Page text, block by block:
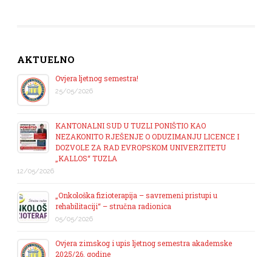
AKTUELNO
Ovjera ljetnog semestra!
25/05/2026
KANTONALNI SUD U TUZLI PONIŠTIO KAO
NEZAKONITO RJEŠENJE O ODUZIMANJU LICENCE I
DOZVOLE ZA RAD EVROPSKOM UNIVERZITETU
„KALLOS“ TUZLA
12/05/2026
„Onkološka fizioterapija – savremeni pristupi u
rehabilitaciji“ – stručna radionica
05/05/2026
Ovjera zimskog i upis ljetnog semestra akademske
2025/26. godine